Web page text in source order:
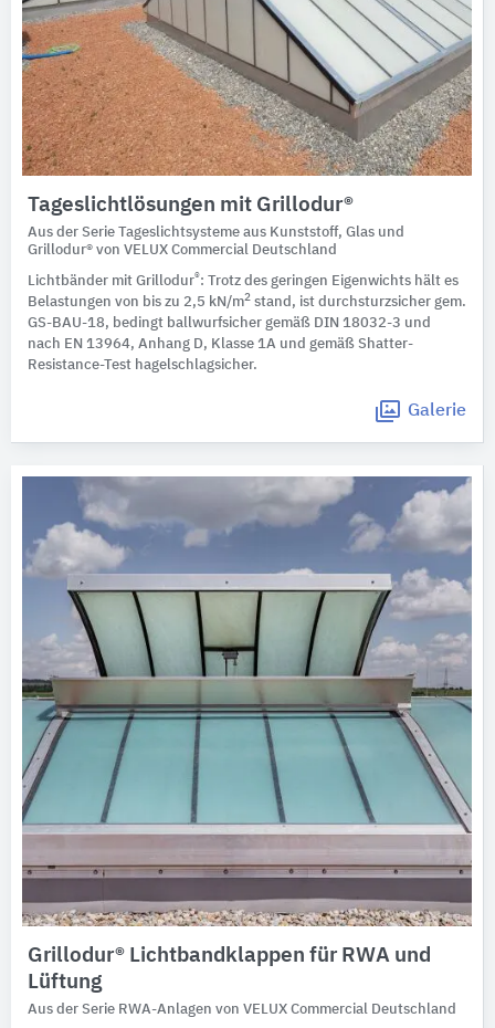
Tageslichtlösungen mit Grillodur®
Aus der Serie Tageslichtsysteme aus Kunststoff, Glas und
Grillodur® von VELUX Commercial Deutschland
Lichtbänder mit Grillodur®: Trotz des geringen Eigenwichts hält es
Belastungen von bis zu 2,5 kN/m2 stand, ist durchsturzsicher gem.
GS-BAU-18, bedingt ballwurfsicher gemäß DIN 18032-3 und
nach EN 13964, Anhang D, Klasse 1A und gemäß Shatter-
Resistance-Test hagelschlagsicher.
Galerie
​Grillodur​® Lichtbandklappen für RWA und
Lüftung
Aus der Serie RWA-Anlagen von VELUX Commercial Deutschland